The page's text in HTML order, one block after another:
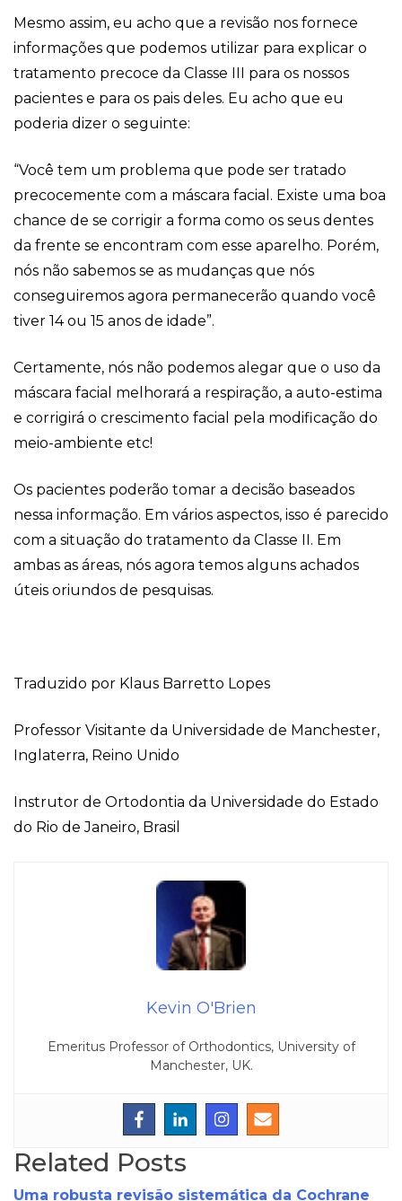
Mesmo assim, eu acho que a revisão nos fornece
informações que podemos utilizar para explicar o
tratamento precoce da Classe III para os nossos
pacientes e para os pais deles. Eu acho que eu
poderia dizer o seguinte:
“Você tem um problema que pode ser tratado
precocemente com a máscara facial. Existe uma boa
chance de se corrigir a forma como os seus dentes
da frente se encontram com esse aparelho. Porém,
nós não sabemos se as mudanças que nós
conseguiremos agora permanecerão quando você
tiver 14 ou 15 anos de idade”.
Certamente, nós não podemos alegar que o uso da
máscara facial melhorará a respiração, a auto-estima
e corrigirá o crescimento facial pela modificação do
meio-ambiente etc!
Os pacientes poderão tomar a decisão baseados
nessa informação. Em vários aspectos, isso é parecido
com a situação do tratamento da Classe II. Em
ambas as áreas, nós agora temos alguns achados
úteis oriundos de pesquisas.
Traduzido por Klaus Barretto Lopes
Professor Visitante da Universidade de Manchester,
Inglaterra, Reino Unido
Instrutor de Ortodontia da Universidade do Estado
do Rio de Janeiro, Brasil
Kevin O'Brien
Emeritus Professor of Orthodontics, University of
Manchester, UK.
Related Posts
Uma robusta revisão sistemática da Cochrane